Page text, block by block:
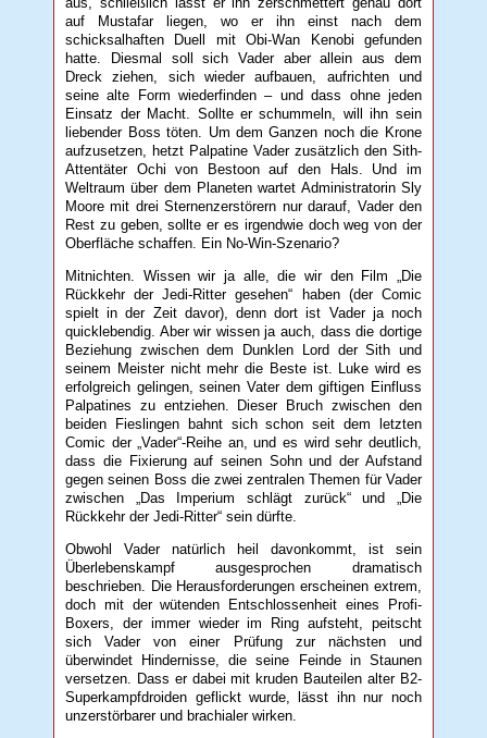
auf Mustafar liegen, wo er ihn einst nach dem
schicksalhaften Duell mit Obi-Wan Kenobi gefunden
hatte. Diesmal soll sich Vader aber allein aus dem
Dreck ziehen, sich wieder aufbauen, aufrichten und
seine alte Form wiederfinden – und dass ohne jeden
Einsatz der Macht. Sollte er schummeln, will ihn sein
liebender Boss töten. Um dem Ganzen noch die Krone
aufzusetzen, hetzt Palpatine Vader zusätzlich den Sith-
Attentäter Ochi von Bestoon auf den Hals. Und im
Weltraum über dem Planeten wartet Administratorin Sly
Moore mit drei Sternenzerstörern nur darauf, Vader den
Rest zu geben, sollte er es irgendwie doch weg von der
Oberfläche schaffen. Ein No-Win-Szenario?
Mitnichten. Wissen wir ja alle, die wir den Film „Die
Rückkehr der Jedi-Ritter gesehen“ haben (der Comic
spielt in der Zeit davor), denn dort ist Vader ja noch
quicklebendig. Aber wir wissen ja auch, dass die dortige
Beziehung zwischen dem Dunklen Lord der Sith und
seinem Meister nicht mehr die Beste ist. Luke wird es
erfolgreich gelingen, seinen Vater dem giftigen Einfluss
Palpatines zu entziehen. Dieser Bruch zwischen den
beiden Fieslingen bahnt sich schon seit dem letzten
Comic der „Vader“-Reihe an, und es wird sehr deutlich,
dass die Fixierung auf seinen Sohn und der Aufstand
gegen seinen Boss die zwei zentralen Themen für Vader
zwischen „Das Imperium schlägt zurück“ und „Die
Rückkehr der Jedi-Ritter“ sein dürfte.
Obwohl Vader natürlich heil davonkommt, ist sein
Überlebenskampf ausgesprochen dramatisch
beschrieben. Die Herausforderungen erscheinen extrem,
doch mit der wütenden Entschlossenheit eines Profi-
Boxers, der immer wieder im Ring aufsteht, peitscht
sich Vader von einer Prüfung zur nächsten und
überwindet Hindernisse, die seine Feinde in Staunen
versetzen. Dass er dabei mit kruden Bauteilen alter B2-
Superkampfdroiden geflickt wurde, lässt ihn nur noch
unzerstörbarer und brachialer wirken.